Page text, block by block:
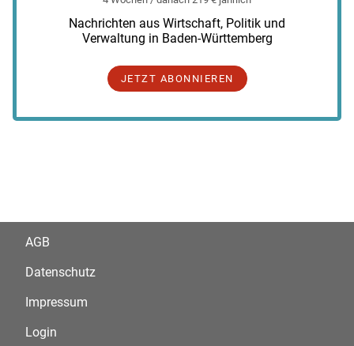
Nachrichten aus Wirtschaft, Politik und
Verwaltung in Baden-Württemberg
JETZT ABONNIEREN
AGB
Datenschutz
Impressum
Login